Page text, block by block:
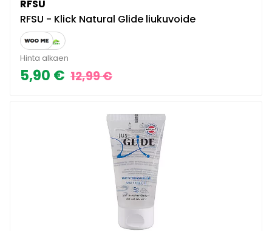
RFSU
RFSU - Klick Natural Glide liukuvoide
Hinta alkaen
5,90 € 12,99 €